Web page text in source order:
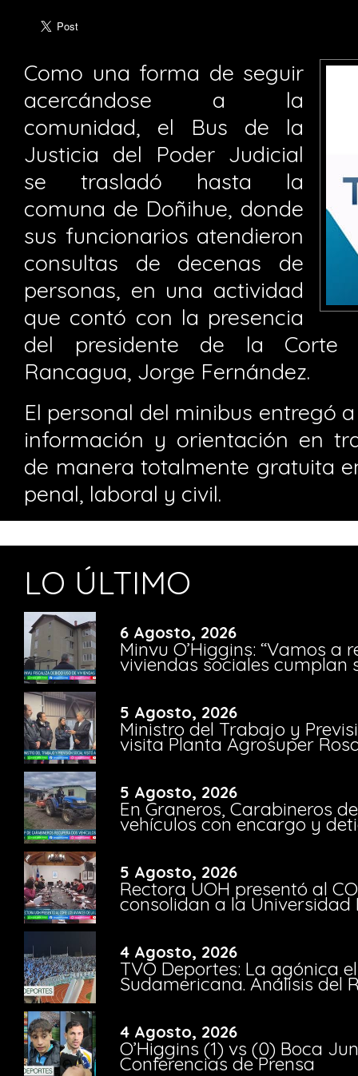
Como una forma de seguir
acercándose a la
comunidad, el Bus de la
Justicia del Poder Judicial
se trasladó hasta la
comuna de Doñihue, donde
sus funcionarios atendieron
consultas de decenas de
personas, en una actividad
que contó con la presencia
del presidente de la Corte
Rancagua, Jorge Fernández.
El personal del minibus entregó
información y orientación en
de manera totalmente gratuita
penal, laboral y civil.
LO ÚLTIMO
6 Agosto, 2026
Minvu O’Higgins: “Vamos a
viviendas sociales cumplan
5 Agosto, 2026
Ministro del Trabajo y
visita Planta Agrosuper
5 Agosto, 2026
En Graneros, Carabineros
vehículos con encargo y
5 Agosto, 2026
Rectora UOH presentó al
consolidan a la Universidad
4 Agosto, 2026
TVO Deportes: La agónica
Sudamericana. Análisis del
4 Agosto, 2026
O’Higgins (1) vs (0) Boca
Conferencias de Prensa